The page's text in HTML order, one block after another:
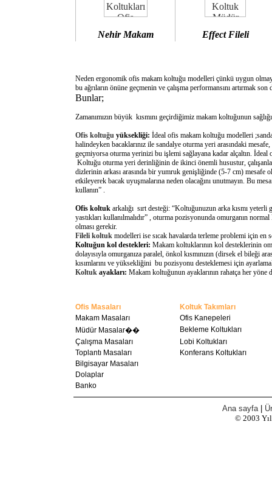
Nehir Makam Effect Fileli
Neden ergonomik ofis makam koltuğu modelleri çünkü uygun
bu ağrıların önüne geçmenin ve çalışma performansını artırmak
Bunlar;
Zamanımızın büyük kısmını geçirdiğimiz makam koltuğunun
Ofis koltuğu yüksekliği: İdeal ofis makam koltuğu modelleri
halindeyken bacaklarınız ile sandalye oturma yeri arasındaki
geçmiyorsa oturma yerinizi bu işlemi sağlayana kadar alçaltın.
Koltuğu oturma yeri derinliğinin de ikinci önemli husustur,
dizlerinin arkası arasında bir yumruk genişliğinde (5-7 cm) mesafe
etkileyerek bacak uyuşmalarına neden olacağını unutmayın. Bu
kullanın” .
Ofis koltuk arkalığı sırt desteği: “Koltuğunuzun arka kısmı
yastıkları kullanılmalıdır” , oturma pozisyonunda omurganın
olması gerekir.
Fileli koltuk modelleri ise sıcak havalarda terleme problemi için
Koltuğun kol destekleri: Makam koltuklarının kol desteklerinin
dolayısıyla omurganıza paralel, önkol kısmınızın (dirsek el bileği
kısımlarını ve yüksekliğini bu pozisyonu desteklemesi için
Koltuk ayakları: Makam koltuğunun ayaklarının rahatça her
Ofis Masaları
Koltuk Takımları
Makam Masaları
Ofis Kanepeleri
Müdür Masalar��
Bekleme Koltukları
Çalışma Masaları
Lobi Koltukları
Toplantı Masaları
Konferans Koltukları
Bilgisayar Masaları
Dolaplar
Banko
Ana sayfa
© 2003